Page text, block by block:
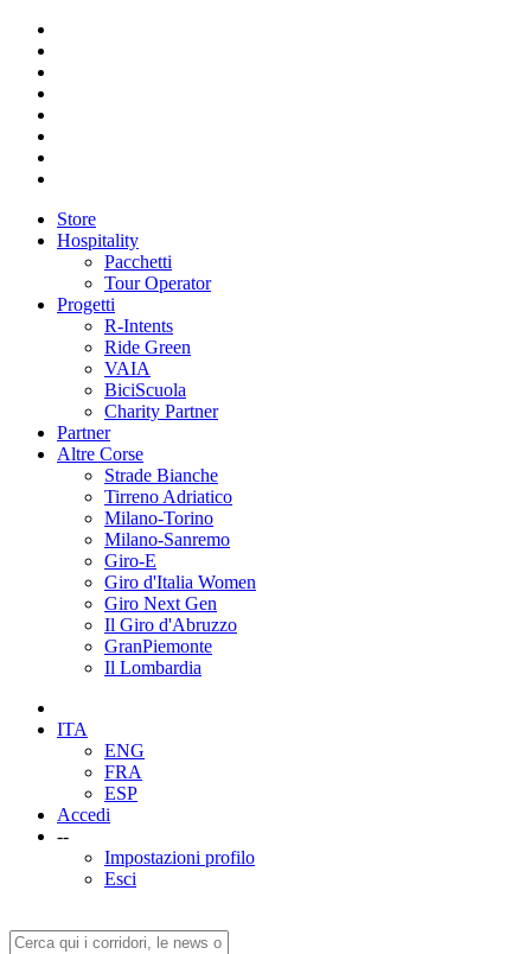
Store
Hospitality
Pacchetti
Tour Operator
Progetti
R-Intents
Ride Green
VAIA
BiciScuola
Charity Partner
Partner
Altre Corse
Strade Bianche
Tirreno Adriatico
Milano-Torino
Milano-Sanremo
Giro-E
Giro d'Italia Women
Giro Next Gen
Il Giro d'Abruzzo
GranPiemonte
Il Lombardia
ITA
ENG
FRA
ESP
Accedi
--
Impostazioni profilo
Esci